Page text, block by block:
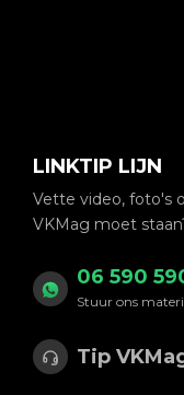
LINKTIP LIJN
Vette video, foto's
VKMag moet
06 590
Stuur ons
Tip